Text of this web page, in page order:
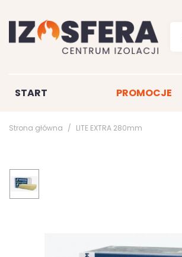
START PROMOCJE
Strona główna LITE EXTRA 280mm